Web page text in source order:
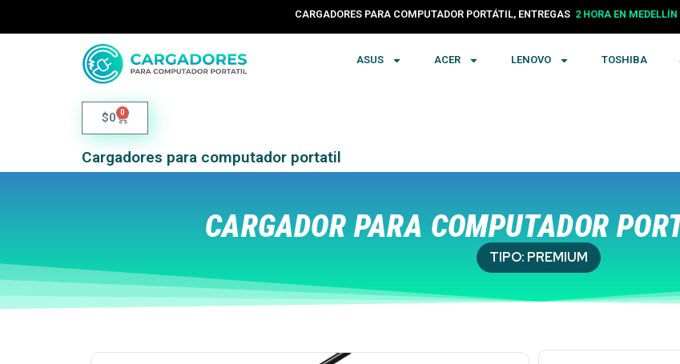
CARGADORES PARA COMPUTADOR PORTÁTIL, ENTREGAS 24 HORAS EN
ASUS ACER LENOVO TOSHIBA
$0 0
Cargadores para computador portatil
CARGADOR PARA COMPUTADOR
TIPO: PREMIUM